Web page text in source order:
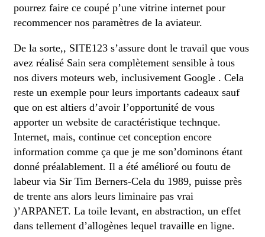
pourrez faire ce coupé p’une vitrine internet pour
recommencer nos paramètres de la aviateur.
De la sorte,, SITE123 s’assure dont le travail que vous
avez réalisé Sain sera complètement sensible à tous
nos divers moteurs web, inclusivement Google . Cela
reste un exemple pour leurs importants cadeaux sauf
que on est altiers d’avoir l’opportunité de vous
apporter un website de caractéristique technque.
Internet, mais, continue cet conception encore
information comme ça que je me son’dominons étant
donné préalablement. Il a été amélioré ou foutu de
labeur via Sir Tim Berners-Cela du 1989, puisse près
de trente ans alors leurs liminaire pas vrai
)’ARPANET. La toile levant, en abstraction, un effet
dans tellement d’allogènes lequel travaille en ligne.